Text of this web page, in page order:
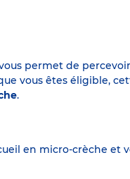
permet de percevoir
vous êtes éligible,
.
en micro-crèche et